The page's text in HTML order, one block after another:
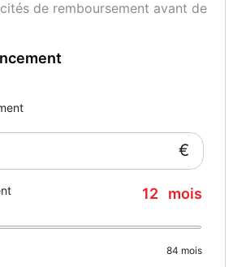
pour smartphones
de remboursement avant de
€
12 mois
84 mois